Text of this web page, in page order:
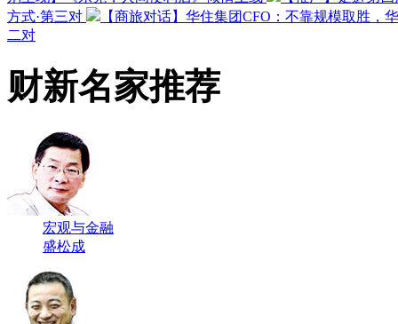
方式·第三对
【商旅对话】华住集团CFO：不靠规模取胜，
二对
财新名家推荐
宏观与金融
盛松成